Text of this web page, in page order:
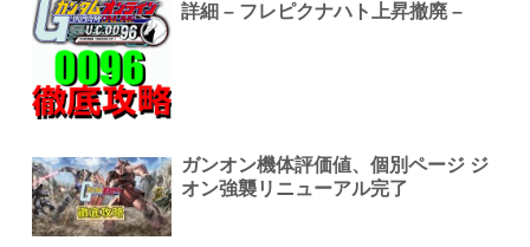
詳細 – フレピクナハト上昇撤廃 –
ガンオン機体評価値、個別ページ ジ
オン強襲リニューアル完了